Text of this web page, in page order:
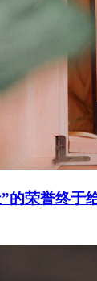
的荣誉终于